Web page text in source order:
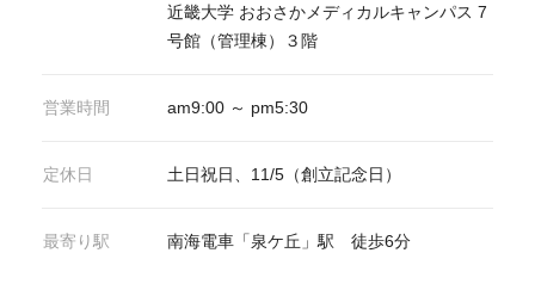
近畿大学 おおさかメディカルキャンパス 7
号館（管理棟）３階
営業時間 am9:00 ～ pm5:30
定休日 土日祝日、11/5（創立記念日）
最寄り駅 南海電車「泉ケ丘」駅 徒歩6分